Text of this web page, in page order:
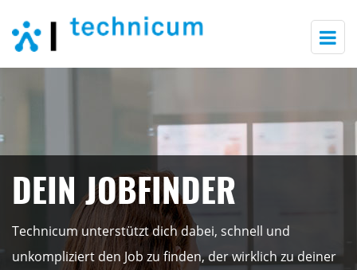
DEIN JOBFINDER
Technicum unterstützt dich dabei, schnell und
unkompliziert den Job zu finden, der wirklich zu deiner